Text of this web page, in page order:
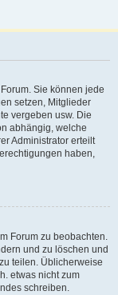
Sie können jede
setzen, Mitglieder
vergeben usw. Die
abhängig, welche
Administrator erteilt
haben,
Forum zu beobachten.
und zu löschen und
teilen. Üblicherweise
etwas nicht zum
schreiben.